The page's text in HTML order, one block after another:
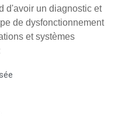
d'avoir un diagnostic et
de dysfonctionnement
et systèmes